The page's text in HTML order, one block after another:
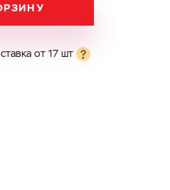
от 17 шт